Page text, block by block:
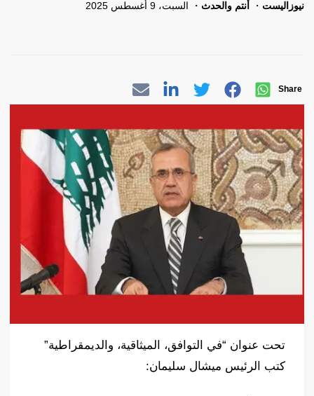
نيوزاليست أنتم والحدث السبت، 9 أغسطس 2025
Share
تحت عنوان “في التوافق، الميثاقية، والديمقراطية”
كتب الرئيس ميشال سليمان: